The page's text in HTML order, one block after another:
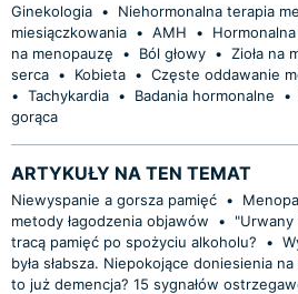
Ginekologia • Niehormonalna terapia
miesiączkowania • AMH •
na menopauzę
• Ból głowy • Zioła na
serca • Kobieta • Częste oddawanie
• Tachykardia • Badania hormonalne •
gorąca
ARTYKUŁY NA TEN TEMAT
Niewyspanie a gorsza pamięć •
metody łagodzenia objawów
•
"Urwany
tracą pamięć po spożyciu alkoholu?
•
była słabsza. Niepokojące doniesienia
to już demencja? 15 sygnałów